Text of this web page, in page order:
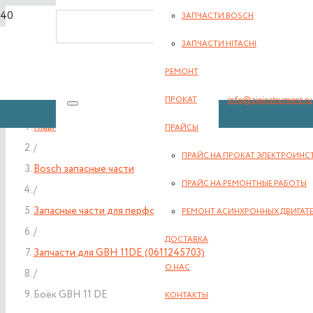
info@zipinstrument.ru
ЗАПЧАСТИ BOSCH
ЗАПЧАСТИ HITACHI
РЕМОНТ
ПРОКАТ
ПРАЙСЫ
ПРАЙС НА ПРОКАТ
ПРАЙС НА РЕМОНТНЫЕ РАБОТЫ
РЕМОНТ АСИНХРОННЫХ
ДОСТАВКА
О НАС
КОНТАКТЫ
Главная
/
Bosch запасные части
/
Запасные части для перфораторов Bosch
/
Запчасти для GBH 11DE (0611245703)
/
Боёк GBH 11 DE